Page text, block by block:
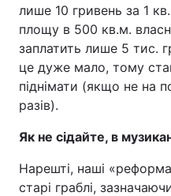
лише 10 гривень за 1
площу в 500 кв.м.
заплатить лише 5 тис.
це дуже мало, тому
піднімати (якщо не на
разів).
Як не сідайте, в
Нарешті, наші
старі граблі,